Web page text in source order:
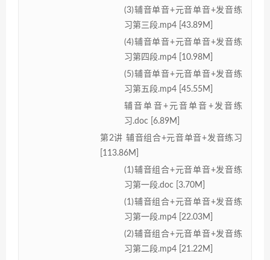
(3)辅音单音+元音单音+发音练
习第三段.mp4 [43.89M]
(4)辅音单音+元音单音+发音练
习第四段.mp4 [10.98M]
(5)辅音单音+元音单音+发音练
习第五段.mp4 [45.55M]
辅音单音+元音单音+发音练
习.doc [6.89M]
第2讲 辅音组合+元音单音+发音练习
[113.86M]
(1)辅音组合+元音单音+发音练
习第一段.doc [3.70M]
(1)辅音组合+元音单音+发音练
习第一段.mp4 [22.03M]
(2)辅音组合+元音单音+发音练
习第二段.mp4 [21.22M]